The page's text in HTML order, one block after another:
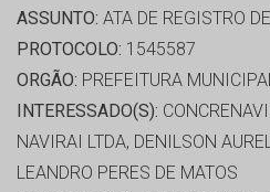
ASSUNTO: ATA DE REGISTRO
PROTOCOLO: 1545587
ORGÃO: PREFEITURA
INTERESSADO(S):
NAVIRAI LTDA, DENILSON
LEANDRO PERES DE MATOS